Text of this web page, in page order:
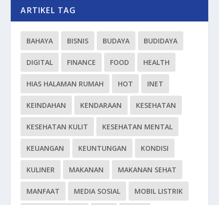
ARTIKEL TAG
BAHAYA BISNIS BUDAYA BUDIDAYA
DIGITAL FINANCE FOOD HEALTH
HIAS HALAMAN RUMAH HOT INET
KEINDAHAN KENDARAAN KESEHATAN
KESEHATAN KULIT KESEHATAN MENTAL
KEUANGAN KEUNTUNGAN KONDISI
KULINER MAKANAN MAKANAN SEHAT
MANFAAT MEDIA SOSIAL MOBIL LISTRIK